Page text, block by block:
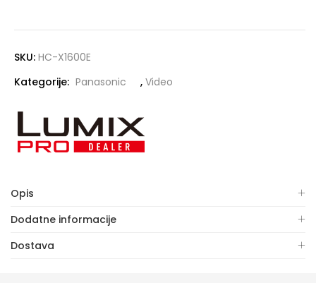
SKU: HC-X1600E
Kategorije: Panasonic , Video
Opis
Dodatne informacije
Dostava